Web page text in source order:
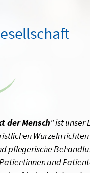
der Mensch" ist unser
Wurzeln
pflegerische
und